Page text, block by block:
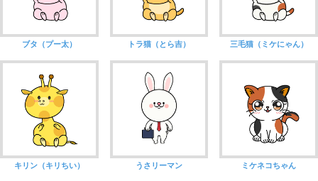
ブタ（プー太） トラ猫（とら吉） 三毛猫（ミケにゃん）
キリン（キリちい） うさリーマン ミケネコちゃん